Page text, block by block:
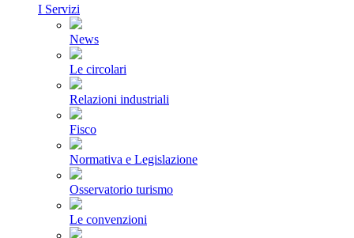
I Servizi
News
Le circolari
Relazioni industriali
Fisco
Normativa e Legislazione
Osservatorio turismo
Le convenzioni